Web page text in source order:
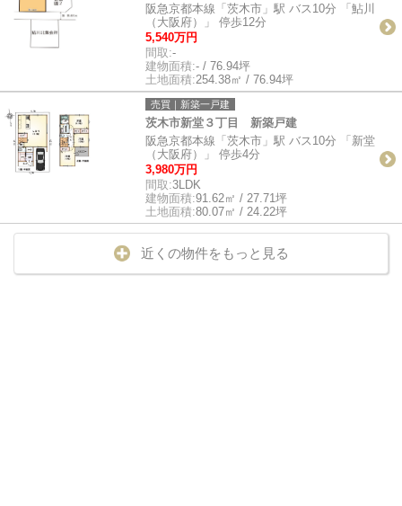
阪急京都本線「茨木市」駅 バス10分 「鮎川
（大阪府）」 停歩12分
5,540万円
間取:-
建物面積:- / 76.94坪
土地面積:254.38㎡ / 76.94坪
売買｜新築一戸建
茨木市新堂３丁目 新築戸建
阪急京都本線「茨木市」駅 バス10分 「新堂
（大阪府）」 停歩4分
3,980万円
間取:3LDK
建物面積:91.62㎡ / 27.71坪
土地面積:80.07㎡ / 24.22坪
近くの物件をもっと見る